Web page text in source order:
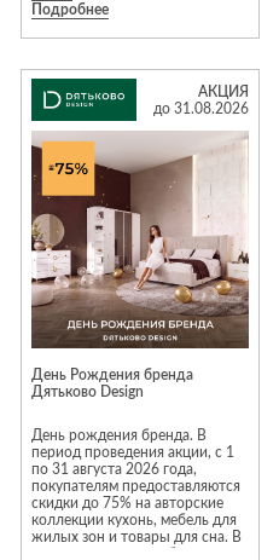
вам бесплатную сборку
мечты по лучшей цене!
Подробнее
АКЦИЯ
до 31.08.2026
День Рождения бренда
Дятьково Design
День рождения бренда. В
период проведения акции, с 1
по 31 августа 2026 года,
покупателям предоставляются
скидки до 75% на авторские
коллекции кухонь, мебель для
жилых зон и товары для сна. В